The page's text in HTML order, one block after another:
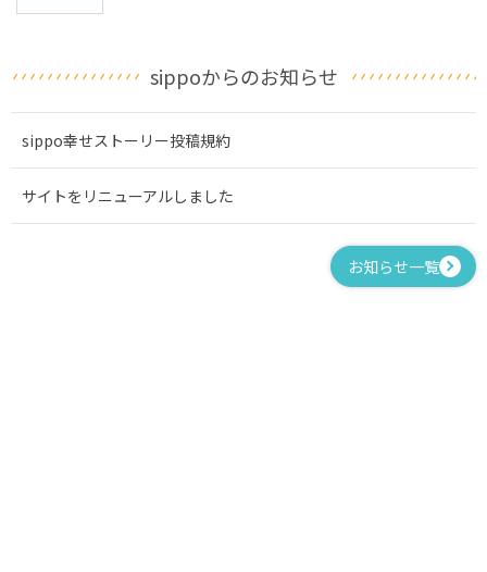
sippoからのお知らせ
sippo幸せストーリー投稿規約
サイトをリニューアルしました
お知らせ一覧